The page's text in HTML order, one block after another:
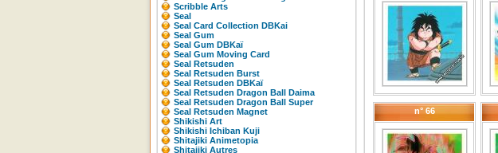
Scribble Arts
Seal
Seal Card Collection DBKai
Seal Gum
Seal Gum DBKaï
Seal Gum Moving Card
Seal Retsuden
Seal Retsuden Burst
Seal Retsuden DBKaï
Seal Retsuden Dragon Ball Daima
Seal Retsuden Dragon Ball Super
Seal Retsuden Magnet
Shikishi Art
Shikishi Ichiban Kuji
Shitajiki Animetopia
Shitajiki Autres
n° 66